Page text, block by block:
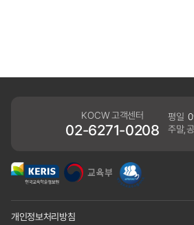
KOCW 고객센터
02-6271-0208
평일
주말,
개인정보처리방침